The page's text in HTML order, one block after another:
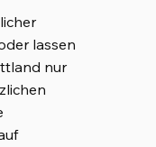
lassen
nur